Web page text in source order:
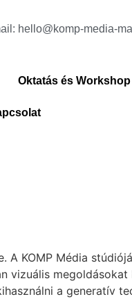
hello@komp-media-
Oktatás és Workshop
KOMP Média
vizuális
a generatív